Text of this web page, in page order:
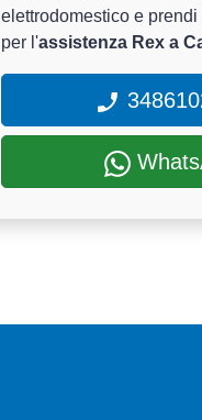
elettrodomestico e
per l'assistenza Rex a